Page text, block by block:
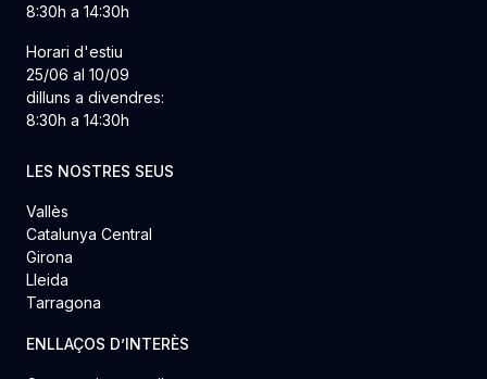
8:30h a 14:30h
Horari d'estiu
25/06 al 10/09
dilluns a divendres:
8:30h a 14:30h
LES NOSTRES SEUS
Vallès
Catalunya Central
Girona
Lleida
Tarragona
ENLLAÇOS D’INTERÈS